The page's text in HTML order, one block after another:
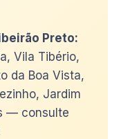
Preto:
Vila Tibério,
da Boa Vista,
Jardim
— consulte